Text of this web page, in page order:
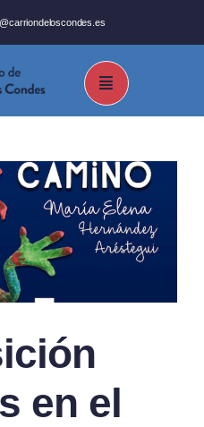
en el